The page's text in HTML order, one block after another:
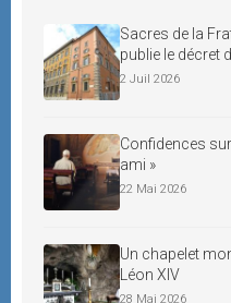
Sacres de la
publie le décret
2 Juil 2026
Confidences
ami »
22 Mai 2026
Un chapelet
Léon XIV
28 Mai 2026